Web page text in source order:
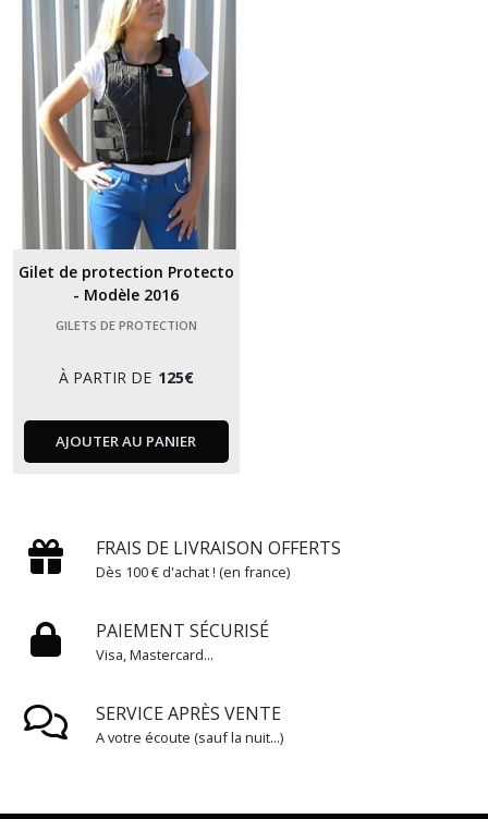
Gilet de protection Protecto
- Modèle 2016
GILETS DE PROTECTION
À PARTIR DE 125€
AJOUTER AU PANIER
FRAIS DE LIVRAISON OFFERTS
Dès 100 € d'achat ! (en france)
PAIEMENT SÉCURISÉ
Visa, Mastercard...
SERVICE APRÈS VENTE
A votre écoute (sauf la nuit...)